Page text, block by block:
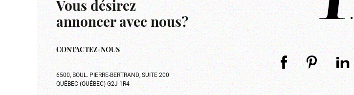
Vous désirez
annoncer avec nous?
CONTACTEZ-NOUS
6500, BOUL. PIERRE-BERTRAND, SUITE 200
QUÉBEC (QUÉBEC) G2J 1R4